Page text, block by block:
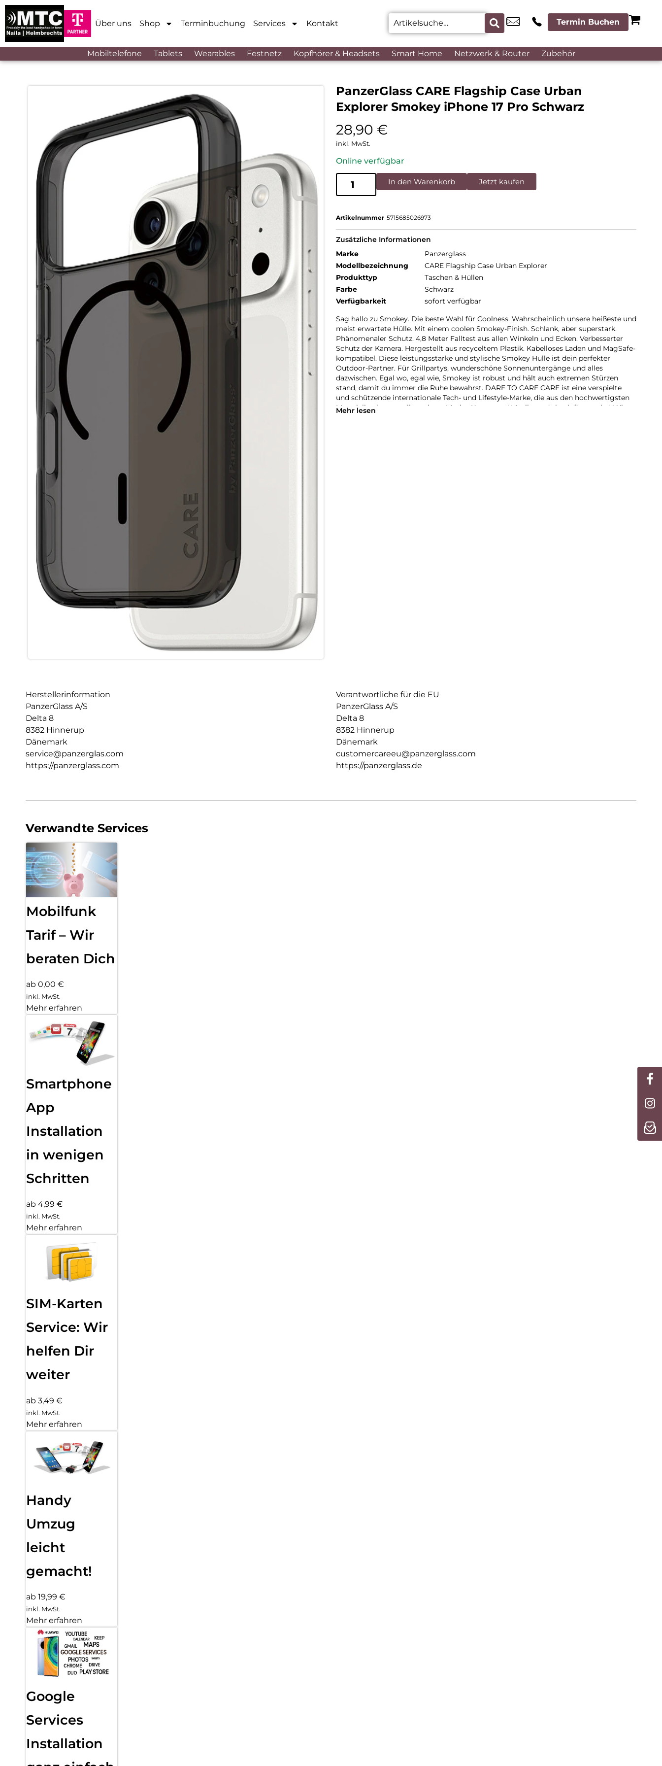
Über uns Shop Terminbuchung Services Kontakt Termin Buchen
Mobiltelefone Tablets Wearables Festnetz Kopfhörer & Headsets Smart Home Netzwerk & Router Zubehör
PanzerGlass CARE Flagship Case Urban
Explorer Smokey iPhone 17 Pro Schwarz
28,90 €
inkl. MwSt.
Online verfügbar
In den Warenkorb Jetzt kaufen
Artikelnummer 5715685026973
Zusätzliche Informationen
Marke
Panzerglass
Modellbezeichnung
CARE Flagship Case Urban Explorer
Produkttyp
Taschen & Hüllen
Farbe
Schwarz
Verfügbarkeit
sofort verfügbar
Sag hallo zu Smokey. Die beste Wahl für Coolness. Wahrscheinlich unsere heißeste und
meist erwartete Hülle. Mit einem coolen Smokey-Finish. Schlank, aber superstark.
Phänomenaler Schutz. 4,8 Meter Falltest aus allen Winkeln und Ecken. Verbesserter
Schutz der Kamera. Hergestellt aus recyceltem Plastik. Kabelloses Laden und MagSafe-
kompatibel. Diese leistungsstarke und stylische Smokey Hülle ist dein perfekter
Outdoor-Partner. Für Grillpartys, wunderschöne Sonnenuntergänge und alles
dazwischen. Egal wo, egal wie, Smokey ist robust und hält auch extremen Stürzen
stand, damit du immer die Ruhe bewahrst. DARE TO CARE CARE ist eine verspielte
und schützende internationale Tech- und Lifestyle-Marke, die aus den hochwertigsten
Materialien hergestellt und von Mode-, Kunst- und Musiktrends beeinflusst wird. Wir
Mehr lesen
Herstellerinformation
PanzerGlass A/S
Delta 8
8382 Hinnerup
Dänemark
service@panzerglas.com
https://panzerglass.com
Verantwortliche für die EU
PanzerGlass A/S
Delta 8
8382 Hinnerup
Dänemark
customercareeu@panzerglass.com
https://panzerglass.de
Verwandte Services
Mobilfunk
Tarif – Wir
beraten Dich
ab 0,00 €
inkl. MwSt.
Mehr erfahren
Smartphone
App
Installation
in wenigen
Schritten
ab 4,99 €
inkl. MwSt.
Mehr erfahren
SIM-Karten
Service: Wir
helfen Dir
weiter
ab 3,49 €
inkl. MwSt.
Mehr erfahren
Handy
Umzug
leicht
gemacht!
ab 19,99 €
inkl. MwSt.
Mehr erfahren
Google
Services
Installation